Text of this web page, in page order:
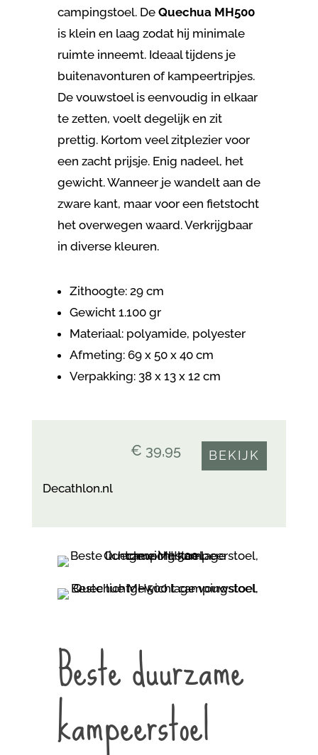
campingstoel. De Quechua MH500
is klein en laag zodat hij minimale
ruimte inneemt. Ideaal tijdens je
buitenavonturen of kampeertripjes.
De vouwstoel is eenvoudig in elkaar
te zetten, voelt degelijk en zit
prettig. Kortom veel zitplezier voor
een zacht prijsje. Enig nadeel, het
gewicht. Wanneer je wandelt aan de
zware kant, maar voor een fietstocht
het overwegen waard. Verkrijgbaar
in diverse kleuren.
Zithoogte: 29 cm
Gewicht 1.100 gr
Materiaal: polyamide, polyester
Afmeting: 69 x 50 x 40 cm
Verpakking: 38 x 13 x 12 cm
Decathlon.nl
€ 39,95 BEKIJK
Beste duurzame
kampeerstoel